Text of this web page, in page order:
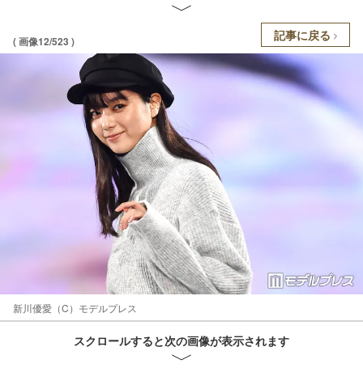
( 画像12/523 ) 記事に戻る
新川優愛（C）モデルプレス
スクロールすると次の画像が表示されます